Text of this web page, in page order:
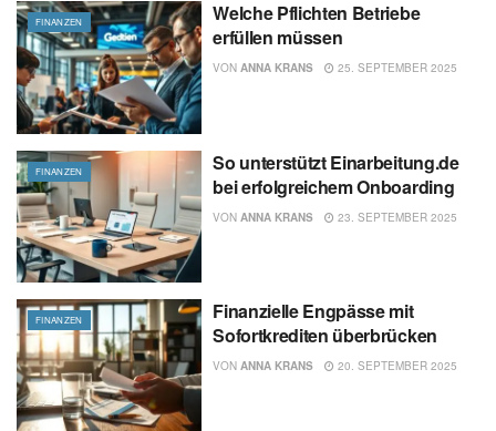
FINANZEN
Welche Pflichten Betriebe
erfüllen müssen
VON ANNA KRANS 25. SEPTEMBER 2025
FINANZEN
So unterstützt Einarbeitung.de
bei erfolgreichem Onboarding
VON ANNA KRANS 23. SEPTEMBER 2025
FINANZEN
Finanzielle Engpässe mit
Sofortkrediten überbrücken
VON ANNA KRANS 20. SEPTEMBER 2025